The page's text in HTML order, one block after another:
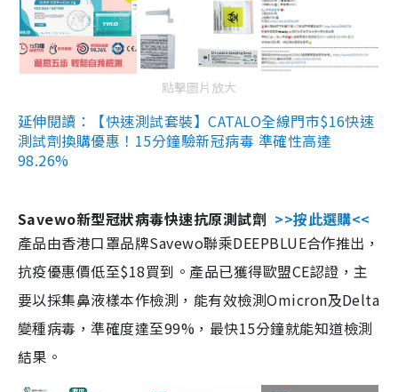
點擊圖片放大
延伸閱讀：【快速測試套裝】CATALO全線門市$16快速
測試劑換購優惠！15分鐘驗新冠病毒 準確性高達
98.26%
Savewo新型冠狀病毒快速抗原測試劑 >>按此選購<<
產品由香港口罩品牌Savewo聯乘DEEPBLUE合作推出，
抗疫優惠價低至$18買到。產品已獲得歐盟CE認證，主
要以採集鼻液樣本作檢測，能有效檢測Omicron及Delta
變種病毒，準確度達至99%，最快15分鐘就能知道檢測
結果。